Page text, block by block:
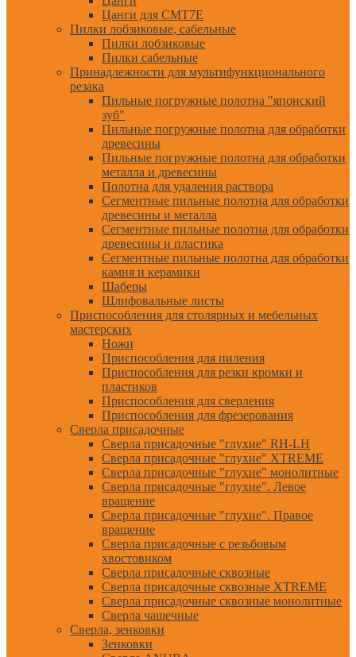
Цанги для CMT7E
Пилки лобзиковые, сабельные
Пилки лобзиковые
Пилки сабельные
Принадлежности для мультифункционального
резака
Пильные погружные полотна "японский
зуб"
Пильные погружные полотна для обработки
древесины
Пильные погружные полотна для обработки
металла и древесины
Полотна для удаления раствора
Сегментные пильные полотна для обработки
древесины и металла
Сегментные пильные полотна для обработки
древесины и пластика
Сегментные пильные полотна для обработки
камня и керамики
Шаберы
Шлифовальные листы
Приспособления для столярных и мебельных
мастерских
Ножи
Приспособления для пиления
Приспособления для резки кромки и
пластиков
Приспособления для сверления
Приспособления для фрезерования
Сверла присадочные
Сверла присадочные "глухие" RH-LH
Сверла присадочные "глухие" XTREME
Сверла присадочные "глухие" монолитные
Сверла присадочные "глухие". Левое
вращение
Сверла присадочные "глухие". Правое
вращение
Сверла присадочные с резьбовым
хвостовиком
Сверла присадочные сквозные
Сверла присадочные сквозные XTREME
Сверла присадочные сквозные монолитные
Сверла чашечные
Сверла, зенковки
Зенковки